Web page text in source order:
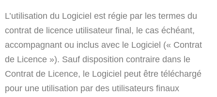
L’utilisation du Logiciel est régie par les termes du
contrat de licence utilisateur final, le cas échéant,
accompagnant ou inclus avec le Logiciel (« Contrat
de Licence »). Sauf disposition contraire dans le
Contrat de Licence, le Logiciel peut être téléchargé
pour une utilisation par des utilisateurs finaux